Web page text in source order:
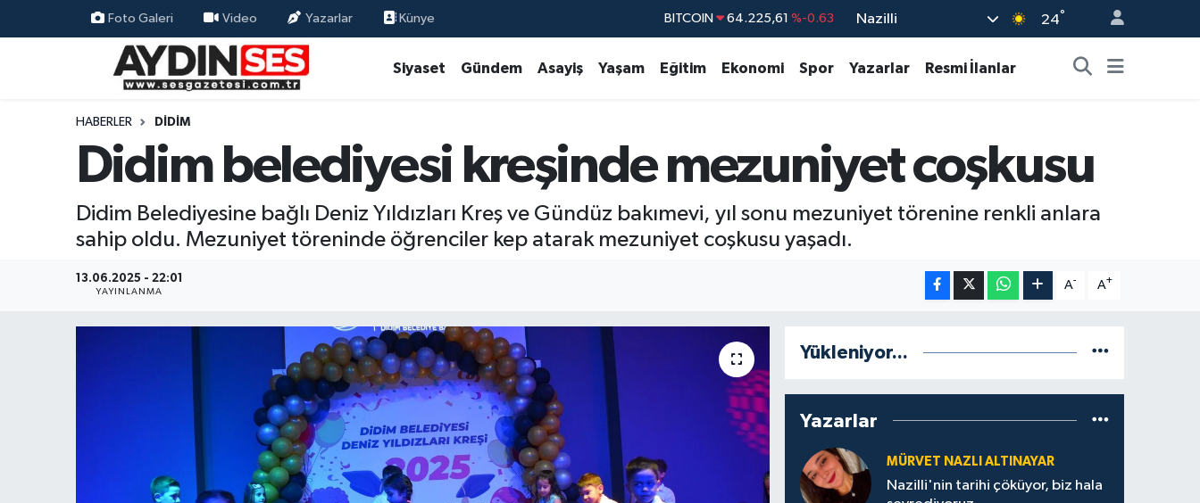
Foto Galeri Video Yazarlar Künye DOLAR 47,7143 %0.16
%70
BITCOIN 64.225,61 %-0.63
Nazilli 24°
Siyaset Gündem Asayiş Yaşam Eğitim Ekonomi Spor Yazarlar Resmi İlanlar
HABERLER DIDIM
Didim belediyesi kreşinde mezuniyet coşkusu
Didim Belediyesine bağlı Deniz Yıldızları Kreş ve Gündüz bakımevi, yıl sonu mezuniyet törenine renkli anlara
sahip oldu. Mezuniyet töreninde öğrenciler kep atarak mezuniyet coşkusu yaşadı.
13.06.2025 - 22:01
YAYINLANMA
A- A+
Yükleniyor...
Yazarlar
MÜRVET NAZLI ALTINAYAR
Nazilli'nin tarihi çöküyor, biz hala
Siyaset
Ekonomi
Yaşam
Eğitim
Aydın Nöbetçi Eczaneler
Aydın Hava Durumu
Aydin Namaz Vakitleri
Aydın Trafik Yoğunluk Haritası
Süper Lig Puan Durumu ve Fikstür
Tüm Manşetler